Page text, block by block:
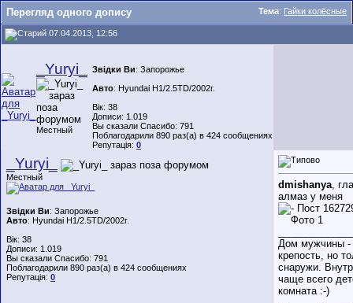
Тема: Гайки колёсные
Перегляд одного допису
07.04.2013, 12:56
_Yuryi_
Местный
Звідки Ви: Запорожье
Авто: Hyundai H1/2.5TD/2002г.
Вік: 38
Дописи: 1.019
Вы сказали Спасибо: 791
Поблагодарили 890 раз(а) в 424 сообщениях
Репутація: 0
_Yuryi_
Местный
Звідки Ви: Запорожье
Авто: Hyundai H1/2.5TD/2002г.
Вік: 38
Дописи: 1.019
Вы сказали Спасибо: 791
Поблагодарили 890 раз(а) в 424 сообщениях
Репутація: 0
dmishanya,
алмаз у меня
Дом мужчины -
крепость, но
снаружи.
чаще всего
комната :-)